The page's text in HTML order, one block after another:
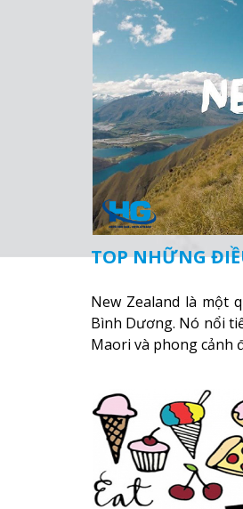
TOP NHỮNG
New Zealand là một
Bình Dương. Nó nổi
Maori và phong cảnh